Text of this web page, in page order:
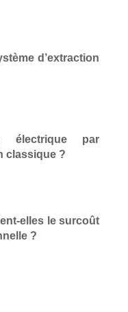
d’extraction
électrique par
classique ?
elles le surcoût
?